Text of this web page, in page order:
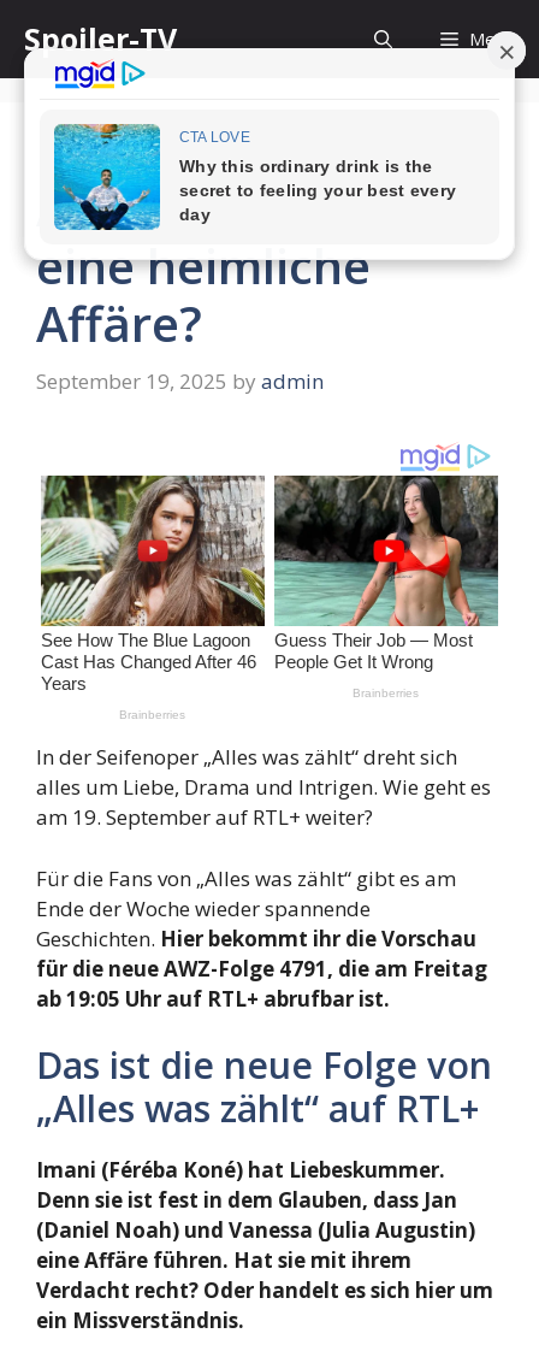
content
Spoiler-TV Menu
AWZ: Hat Vanessa
eine heimliche
Affäre?
September 19, 2025 by admin
In der Seifenoper „Alles was zählt“ dreht sich
alles um Liebe, Drama und Intrigen. Wie geht es
am 19. September auf RTL+ weiter?
Für die Fans von „Alles was zählt“ gibt es am
Ende der Woche wieder spannende
Geschichten. Hier bekommt ihr die Vorschau
für die neue AWZ-Folge 4791, die am Freitag
ab 19:05 Uhr auf RTL+ abrufbar ist.
Das ist die neue Folge von
„Alles was zählt“ auf RTL+
Imani (Féréba Koné) hat Liebeskummer.
Denn sie ist fest in dem Glauben, dass Jan
(Daniel Noah) und Vanessa (Julia Augustin)
eine Affäre führen. Hat sie mit ihrem
Verdacht recht? Oder handelt es sich hier um
ein Missverständnis.